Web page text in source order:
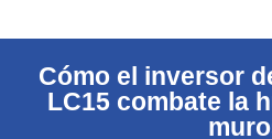
Cómo el inversor
LC15 combate la